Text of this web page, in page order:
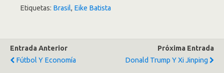
Etiquetas: Brasil, Eike Batista
Entrada Anterior
Fútbol Y Economía
Próxima Entrada
Donald Trump Y Xi Jinping